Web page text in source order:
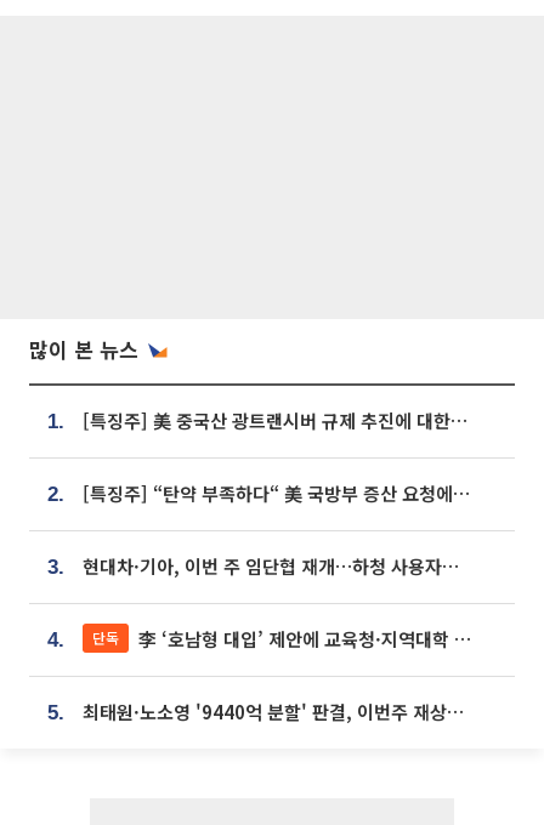
많이 본 뉴스
1. [특징주] 美 중국산 광트랜시버 규제 추진에 대한광통신 등 광통신株 강세
2. [특징주] “탄약 부족하다“ 美 국방부 증산 요청에⋯국내 방산주 급등세
3. 현대차·기아, 이번 주 임단협 재개…하청 사용자성 재심도 ‘변수’
4. 단독 李 ‘호남형 대입’ 제안에 교육청·지역대학 서·논술형 입시 연계 '착수'
5. 최태원·노소영 '9440억 분할' 판결, 이번주 재상고 여부 주목